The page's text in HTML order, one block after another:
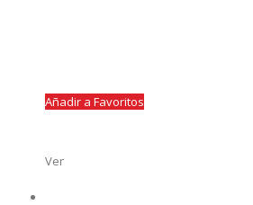
Añadir a Favoritos
Ver